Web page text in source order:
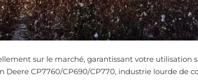
sur le marché, garantissant votre utilisation
Deere CP7760/CP690/CP770, industrie lourde de